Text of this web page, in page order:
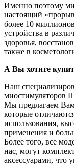
Именно поэтому
настоящий
более 10
устройства в
здоровья,
также в
А Вы хотите
Наш
миостимуляторов
Мы предлагаем
которые
использования,
применения и
Более того, все
нас, могут
аксессуарами, что